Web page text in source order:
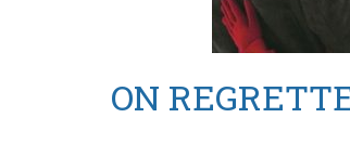
ON